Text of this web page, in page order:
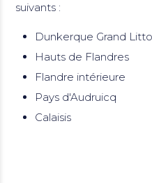
suivants :
Dunkerque Grand
Hauts de Flandres
Flandre intérieure
Pays d'Audruicq
Calaisis